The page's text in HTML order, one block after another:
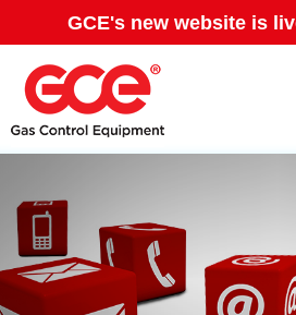
GCE's new website is